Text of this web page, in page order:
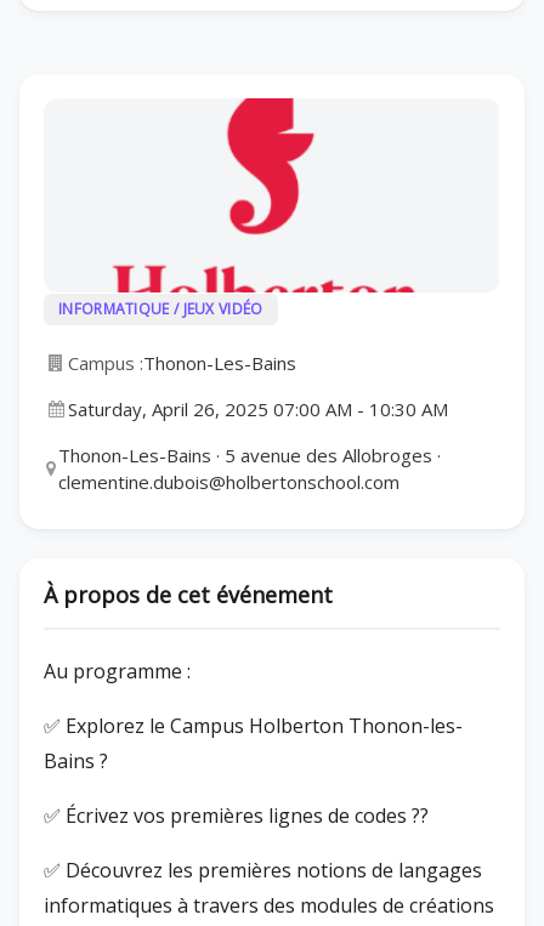
INFORMATIQUE / JEUX VIDÉO
Campus :Thonon-Les-Bains
Saturday, April 26, 2025 07:00 AM - 10:30 AM
Thonon-Les-Bains · 5 avenue des Allobroges ·
clementine.dubois@holbertonschool.com
À propos de cet événement
Au programme :
✅ Explorez le Campus Holberton Thonon-les-
Bains ?
✅ Écrivez vos premières lignes de codes ??
✅ Découvrez les premières notions de langages
informatiques à travers des modules de créations